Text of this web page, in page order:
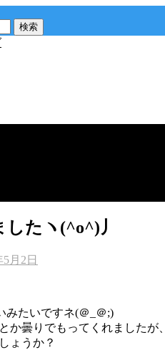
たヽ(^o^)丿
5月2日
たいですネ(＠_＠;)
か曇りでもってくれましたが、
ょうか？